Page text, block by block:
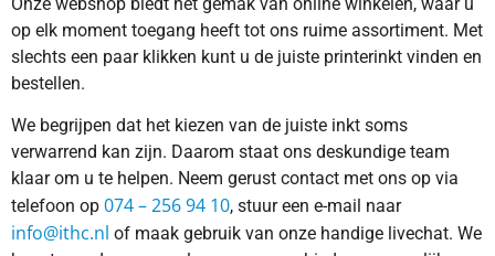
op elk moment toegang heeft tot ons ruime assortiment. Met
slechts een paar klikken kunt u de juiste printerinkt vinden en
bestellen.
We begrijpen dat het kiezen van de juiste inkt soms
verwarrend kan zijn. Daarom staat ons deskundige team
klaar om u te helpen. Neem gerust contact met ons op via
telefoon op 074 – 256 94 10, stuur een e-mail naar
info@ithc.nl of maak gebruik van onze handige livechat. We